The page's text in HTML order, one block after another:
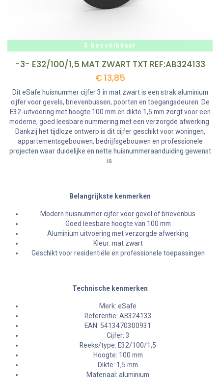
5 beschikbaar
-3- E32/100/1,5 MAT ZWART TXT REF:AB324133
€13,85
Dit eSafe huisnummer cijfer 3 in mat zwart is een strak aluminium
cijfer voor gevels, brievenbussen, poorten en toegangsdeuren. De
E32-uitvoering met hoogte 100 mm en dikte 1,5 mm zorgt voor een
moderne, goed leesbare nummering met een verzorgde afwerking.
Dankzij het tijdloze ontwerp is dit cijfer geschikt voor woningen,
appartementsgebouwen, bedrijfsgebouwen en professionele
projecten waar duidelijke en nette huisnummeraanduiding gewenst
is.
Belangrijkste kenmerken
Modern huisnummer cijfer voor gevel of brievenbus
Goed leesbare hoogte van 100 mm
Aluminium uitvoering met verzorgde afwerking
Kleur: mat zwart
Geschikt voor residentiële en professionele toepassingen
Technische kenmerken
Merk: eSafe
Referentie: AB324133
EAN: 5413470300931
Cijfer: 3
Reeks/type: E32/100/1,5
Hoogte: 100 mm
Dikte: 1,5 mm
Materiaal: aluminium